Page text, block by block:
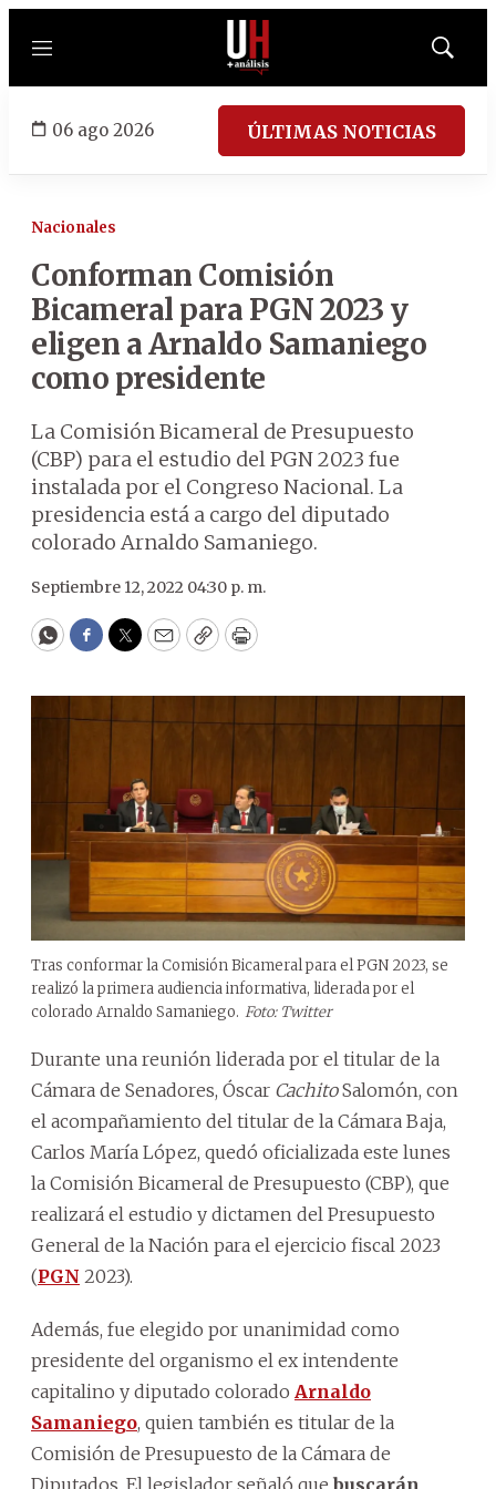
Menú
Mostrar
06 ago 2026 ÚLTIMAS NOTICIAS
Nacionales
Conforman Comisión
Bicameral para PGN 2023 y
eligen a Arnaldo Samaniego
como presidente
La Comisión Bicameral de Presupuesto
(CBP) para el estudio del PGN 2023 fue
instalada por el Congreso Nacional. La
presidencia está a cargo del diputado
colorado Arnaldo Samaniego.
Septiembre 12, 2022 04:30 p. m.
WhatsApp
Facebook
Twitter
EmailCopyPrint
Tras conformar la Comisión Bicameral para el PGN 2023, se
realizó la primera audiencia informativa, liderada por el
colorado Arnaldo Samaniego. Foto: Twitter
Durante una reunión liderada por el titular de la
Cámara de Senadores, Óscar CachitoSalomón, con
el acompañamiento del titular de la Cámara Baja,
Carlos María López, quedó oficializada este lunes
la Comisión Bicameral de Presupuesto (CBP), que
realizará el estudio y dictamen del Presupuesto
General de la Nación para el ejercicio fiscal 2023
(PGN 2023).
Además, fue elegido por unanimidad como
presidente del organismo el ex intendente
capitalino y diputado colorado Arnaldo
Samaniego, quien también es titular de la
Comisión de Presupuesto de la Cámara de
Diputados. El legislador señaló que buscarán